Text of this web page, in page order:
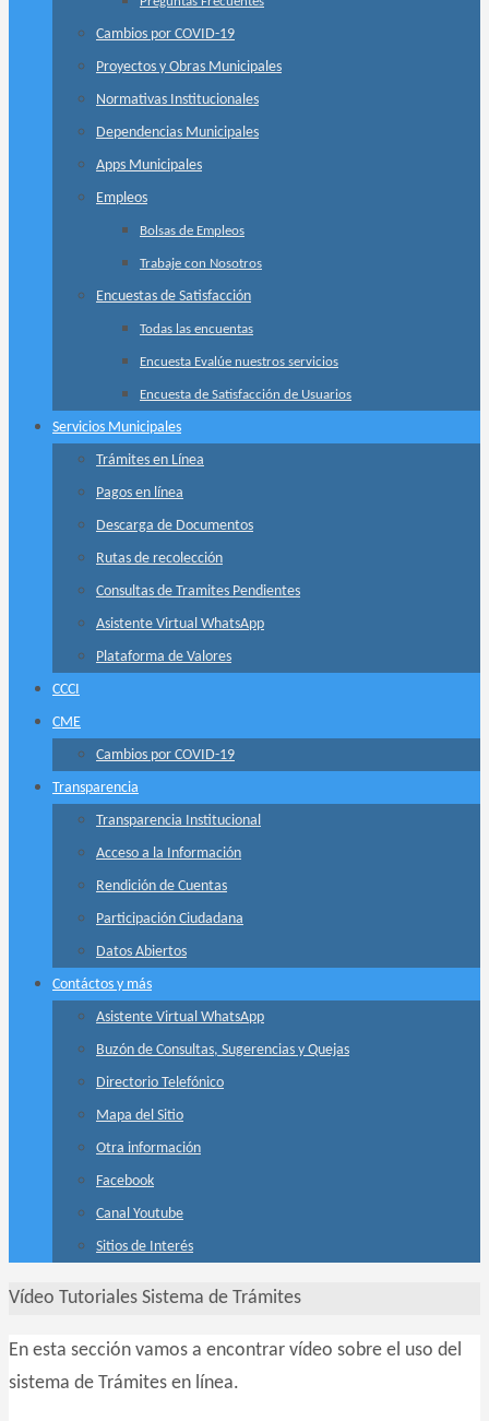
Cambios por COVID-19
Proyectos y Obras Municipales
Normativas Institucionales
Dependencias Municipales
Apps Municipales
Empleos
Bolsas de Empleos
Trabaje con Nosotros
Encuestas de Satisfacción
Todas las encuentas
Encuesta Evalúe nuestros servicios
Encuesta de Satisfacción de Usuarios
Servicios Municipales
Trámites en Línea
Pagos en línea
Descarga de Documentos
Rutas de recolección
Consultas de Tramites Pendientes
Asistente Virtual WhatsApp
Plataforma de Valores
CCCI
CME
Cambios por COVID-19
Transparencia
Transparencia Institucional
Acceso a la Información
Rendición de Cuentas
Participación Ciudadana
Datos Abiertos
Contáctos y más
Asistente Virtual WhatsApp
Buzón de Consultas, Sugerencias y Quejas
Directorio Telefónico
Mapa del Sitio
Otra información
Facebook
Canal Youtube
Sitios de Interés
Inicio
Vídeo Tutoriales Sistema de Trámites
En esta sección vamos a encontrar vídeo sobre el uso del
sistema de Trámites en línea.